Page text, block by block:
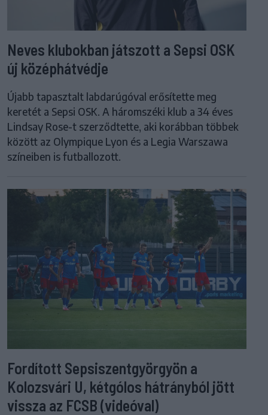
Neves klubokban játszott a Sepsi OSK
új középhátvédje
Újabb tapasztalt labdarúgóval erősítette meg
keretét a Sepsi OSK. A háromszéki klub a 34 éves
Lindsay Rose-t szerződtette, aki korábban többek
között az Olympique Lyon és a Legia Warszawa
színeiben is futballozott.
Fordított Sepsiszentgyörgyön a
Kolozsvári U, kétgólos hátrányból jött
vissza az FCSB (videóval)